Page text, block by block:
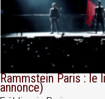
Rammstein Paris : le
annonce)